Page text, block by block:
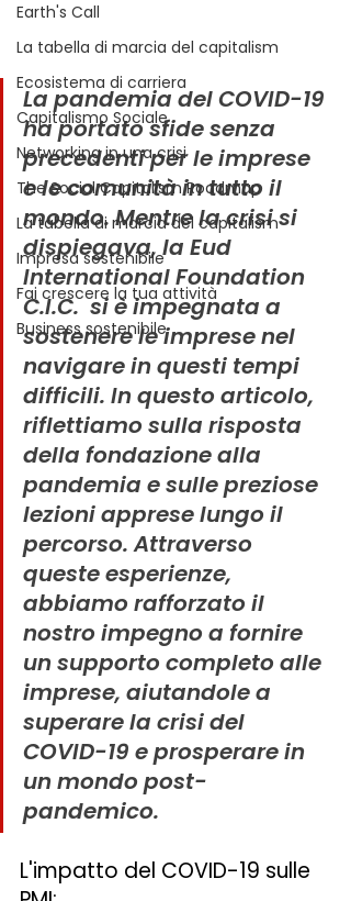
Earth's Call
La tabella di marcia del capitalism
Ecosistema di carriera
Capitalismo Sociale
Networking in una crisi
The Social Capitalism Roadmap
La tabella di marcia del capitalism
Impresa sostenibile
Fai crescere la tua attività
Business sostenibile
La pandemia del COVID-19
ha portato sfide senza
precedenti per le imprese
e le comunità in tutto il
mondo. Mentre la crisi si
dispiegava, la Eud
International Foundation
C.I.C.  si è impegnata a
sostenere le imprese nel
navigare in questi tempi
difficili. In questo articolo,
riflettiamo sulla risposta
della fondazione alla
pandemia e sulle preziose
lezioni apprese lungo il
percorso. Attraverso
queste esperienze,
abbiamo rafforzato il
nostro impegno a fornire
un supporto completo alle
imprese, aiutandole a
superare la crisi del
COVID-19 e prosperare in
un mondo post-
pandemico.
L'impatto del COVID-19 sulle